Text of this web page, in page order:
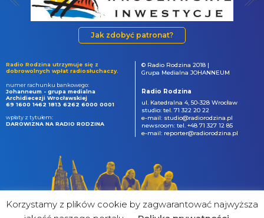
Jak zdobyć patronat?
Radio Rodzina utrzymuje się z
dobrowolnych wpłat radiosłuchaczy.
numer rachunku bankowego:
Johanneum - grupa medialna
Archidiecezji Wrocławskiej
69 1600 1462 1813 6262 6000 0001
wpłaty z tytułem:
DAROWIZNA NA RADIO RODZINA
© Radio Rodzina 2018 |
Grupa Medialna JOHANNEUM
Radio Rodzina
ul. Katedralna 4, 50-328 Wrocław
studio: tel. 71 322 20 22
e-mail: studio@radiorodzina.pl
newsroom: tel. +48 71 327 12 85
e-mail: reporter@radiorodzina.pl
Korzystamy z plików cookie by zagwarantować najwyższa